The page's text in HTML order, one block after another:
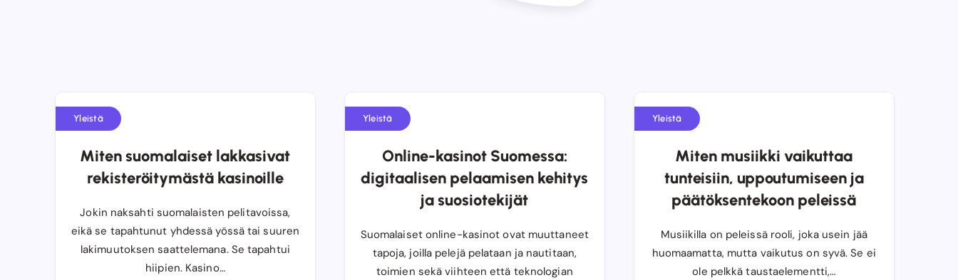
Yleistä
Miten suomalaiset lakkasivat
rekisteröitymästä kasinoille
Jokin naksahti suomalaisten pelitavoissa,
eikä se tapahtunut yhdessä yössä tai suuren
lakimuutoksen saattelemana. Se tapahtui
hiipien. Kasino…
Yleistä
Online-kasinot Suomessa:
digitaalisen pelaamisen kehitys
ja suosiotekijät
Suomalaiset online-kasinot ovat muuttaneet
tapoja, joilla pelejä pelataan ja nautitaan,
toimien sekä viihteen että teknologian
Yleistä
Miten musiikki vaikuttaa
tunteisiin, uppoutumiseen ja
päätöksentekoon peleissä
Musiikilla on peleissä rooli, joka usein jää
huomaamatta, mutta vaikutus on syvä. Se ei
ole pelkkä taustaelementti,…